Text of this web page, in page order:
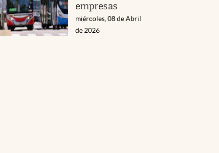
empresas
miércoles, 08 de Abril
de 2026